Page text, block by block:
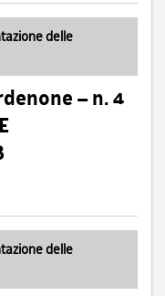
delle
– n. 4
delle